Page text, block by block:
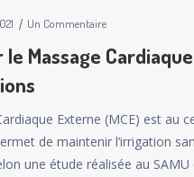
Un Commentaire
Massage
Externe (MCE) est au
de maintenir l’irrigation
une étude réalisée au